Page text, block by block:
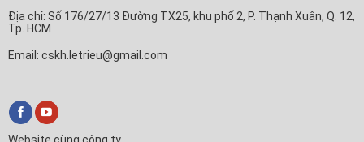
Địa chỉ: Số 176/27/13 Đường TX25, khu phố 2, P. Thạnh Xuân, Q. 12,
Tp. HCM
Email: cskh.letrieu@gmail.com
Website cùng công ty